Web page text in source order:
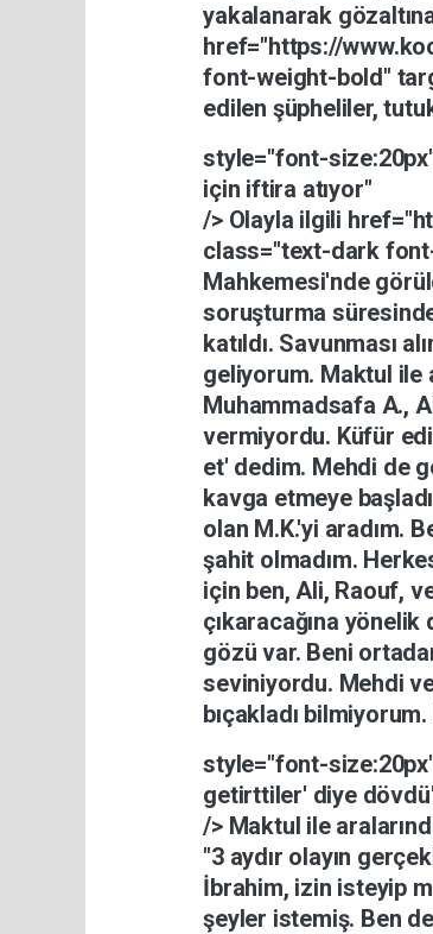
yakalanarak
href="https://
font-weight-bold"
edilen şüpheliler,
style="font-
için iftira atıyor"
/> Olayla ilgili
class="text-dark
Mahkemesi'nde
soruşturma
katıldı. Savunması
geliyorum. Maktul ile
Muhammadsafa A.,
vermiyordu. Küfür
et' dedim. Mehdi de
kavga etmeye
olan M.K.'yi aradım.
şahit olmadım.
için ben,Ali, Raouf,
çıkaracağına yönelik
gözüvar. Beni
seviniyordu. Mehdi
bıçakladı bilmiyorum.
style="font-
getirttiler' diye
/> Maktul ile
"3 aydır olayın
İbrahim, izin isteyip
şeyler istemiş. Ben de